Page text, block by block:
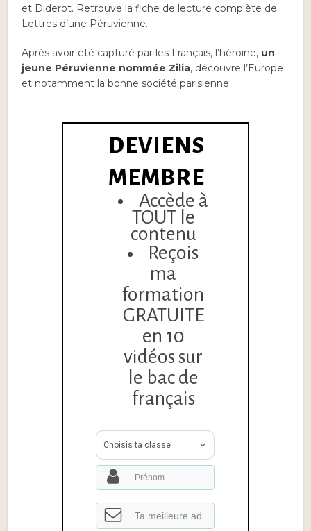
et Diderot. Retrouve la fiche de lecture complète de
Lettres d’une Péruvienne.
Après avoir été capturé par les Français, l’héroïne, un
jeune Péruvienne nommée Zilia, découvre l’Europe
et notamment la bonne société parisienne.
DEVIENS
MEMBRE
Accède à
TOUT le
contenu
Reçois
ma
formation
GRATUITE
en 10
vidéos sur
le bac de
français
Choisis ta classe :